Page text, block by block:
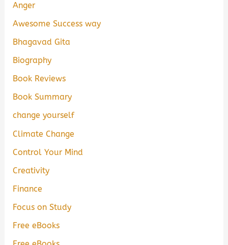
Anger
Awesome Success way
Bhagavad Gita
Biography
Book Reviews
Book Summary
change yourself
Climate Change
Control Your Mind
Creativity
Finance
Focus on Study
Free eBooks